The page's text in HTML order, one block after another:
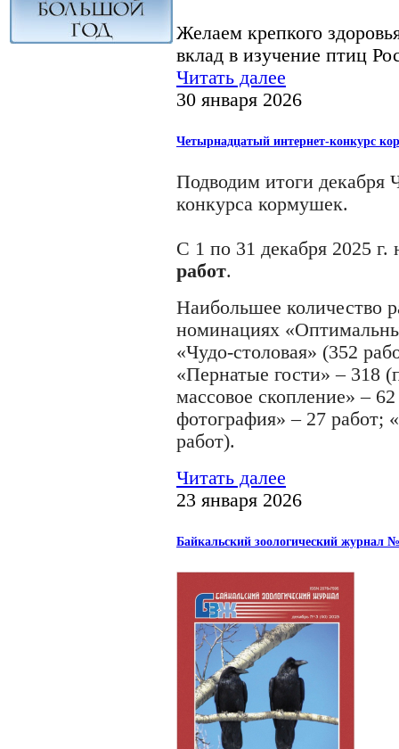
Желаем крепкого
вклад в изучение птиц
Читать далее
30 января 2026
Четырнадцатый интернет-конкурс
Подводим итоги декабря
конкурса кормушек.
С 1 по 31 декабря 2025 г.
работ.
Наибольшее количество
номинациях «
«Чудо-столовая» (352
«Пернатые гости» – 318 (
массовое скопление» –
фотография» – 27 работ;
работ).
Читать далее
23 января 2026
Байкальский зоологический журнал